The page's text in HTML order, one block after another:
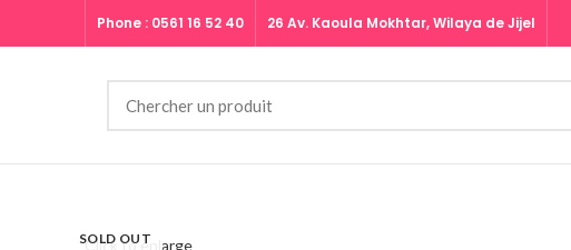
Phone : 0561 16 52 40 26 Av. Kaoula Mokhtar, Wilaya de Jijel
SOLD OUT
Click to enlarge